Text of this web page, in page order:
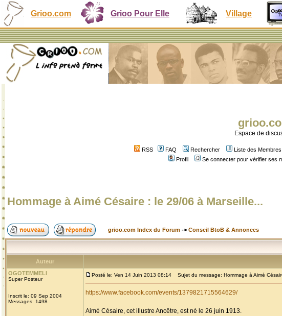
Grioo.com Grioo Pour Elle Village
Espace de
RSS FAQ Rechercher Liste des Membres
Profil
Se connecter pour vérifier ses
Hommage à Aimé Césaire : le 29/06 à Marseille...
grioo.com Index du Forum -> Conseil BtoB & Annonces
Auteur
OGOTEMMELI
Super Posteur
Inscrit le: 09 Sep 2004
Messages: 1498
Posté le: Ven 14 Juin 2013 08:14 Sujet du message: Hommage à Aimé
https://www.facebook.com/events/1379821715564629/
Aimé Césaire, cet illustre Ancêtre, est né le 26 juin 1913.